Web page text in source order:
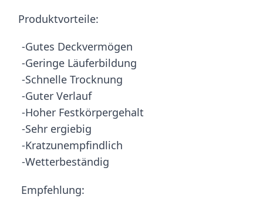
Produktvorteile:
-Gutes Deckvermögen
-Geringe Läuferbildung
-Schnelle Trocknung
-Guter Verlauf
-Hoher Festkörpergehalt
-Sehr ergiebig
-Kratzunempfindlich
-Wetterbeständig
Empfehlung: